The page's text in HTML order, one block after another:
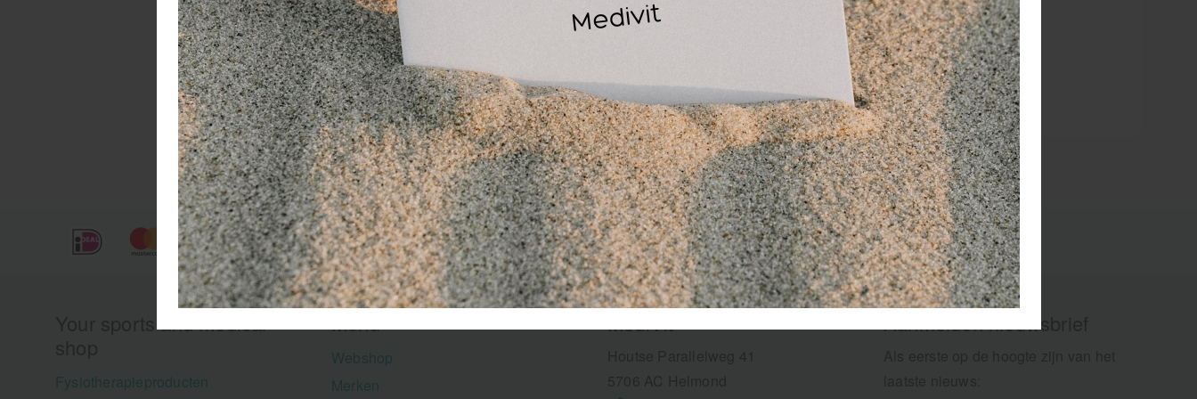
Lichte compressie
Flexibele pasvorm
Goede drukverdeling
Your sports and medical
Fysiotherapieproducten
Menu
Webshop
Merken
MediVit Aanmelden nieuwsbrief